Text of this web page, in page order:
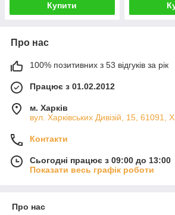
Купити
Про нас
100% позитивних з 53 відгуків за рік
Працює з 01.02.2012
м. Харків
вул. Харківських Дивізій, 15, 61091,
Контакти
Сьогодні працює з 09:00 до 13:00
Показати весь графік роботи
Про нас